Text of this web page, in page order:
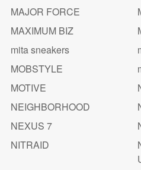
MAJOR FORCE
MAXIMUM BIZ
mita sneakers
MOBSTYLE
MOTIVE
NEIGHBORHOOD
NEXUS 7
NITRAID